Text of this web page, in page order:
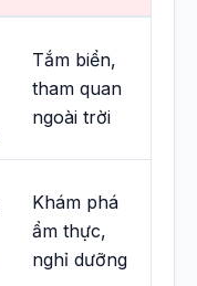
Tắm biển,
tham quan
ngoài trời
Khám phá
ẩm thực,
nghỉ dưỡng